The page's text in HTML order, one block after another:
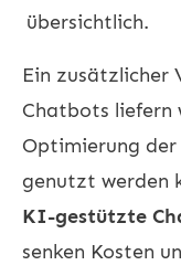
übersichtlich.
Ein
Chatbots liefern
Optimierung
genutzt werden
KI-gestützte
senken Kosten